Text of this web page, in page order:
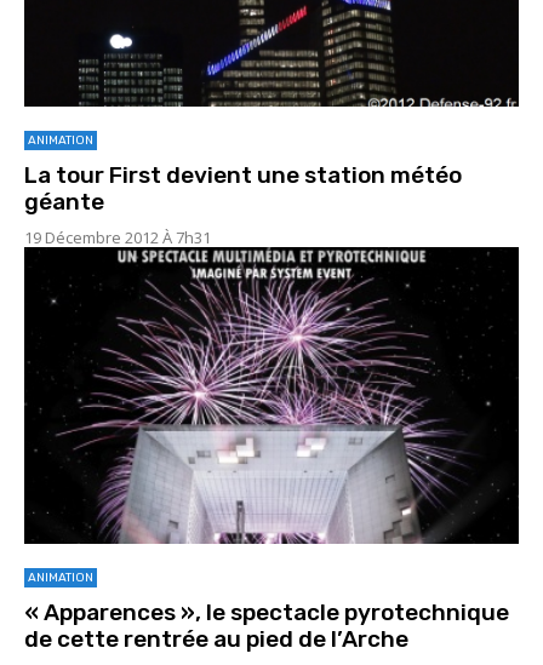
ANIMATION
La tour First devient une station météo
géante
19 Décembre 2012 À 7h31
ANIMATION
« Apparences », le spectacle pyrotechnique
de cette rentrée au pied de l’Arche